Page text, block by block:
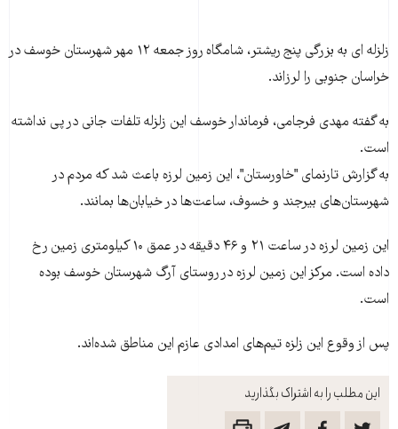
این مطلب را به اشتراک بگذارید
زلزله ای به بزرگی پنج ريشتر، شامگاه روز جمعه ۱۲ مهر شهرستان خوسف در
خراسان جنوبی را لرزاند.
به گفته مهدی فرجامی، فرماندار خوسف اين زلزله تلفات جانی در پی نداشته
است.
به گزارش تارنمای "خاورستان"، اين زمين لرزه باعث شد که مردم در
شهرستان‌های بيرجند و خسوف، ساعت‌ها در خیابان‌ها بمانند.
اين زمين لرزه در ساعت ۲۱ و ۴۶ دقيقه در عمق ۱۰ کيلومتری زمين رخ
داده است. مرکز اين زمين لرزه در روستای آرگ شهرستان خوسف بوده
است.
پس از وقوع اين زلزه تيم‌های امدادی عازم اين مناطق شده‌اند.